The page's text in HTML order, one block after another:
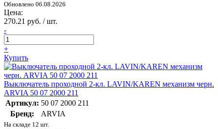
Обновлено 06.08.2026
Цена:
270.21 руб. / шт.
-
+
Купить
Выключатель проходной 2-кл. LAVIN/KAREN механизм черн.
ARVIA 50 07 2000 211
Артикул: 50 07 2000 211
Бренд:
ARVIA
На складе 12 шт.